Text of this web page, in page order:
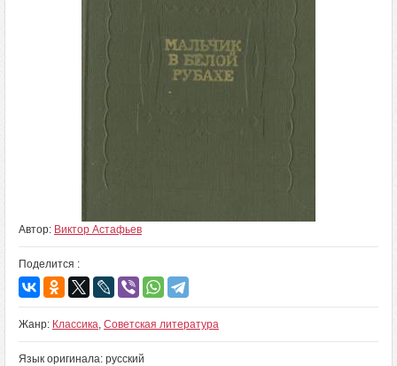
Автор: Виктор Астафьев
Поделится :
Жанр: Классика, Советская литература
Язык оригинала: русский